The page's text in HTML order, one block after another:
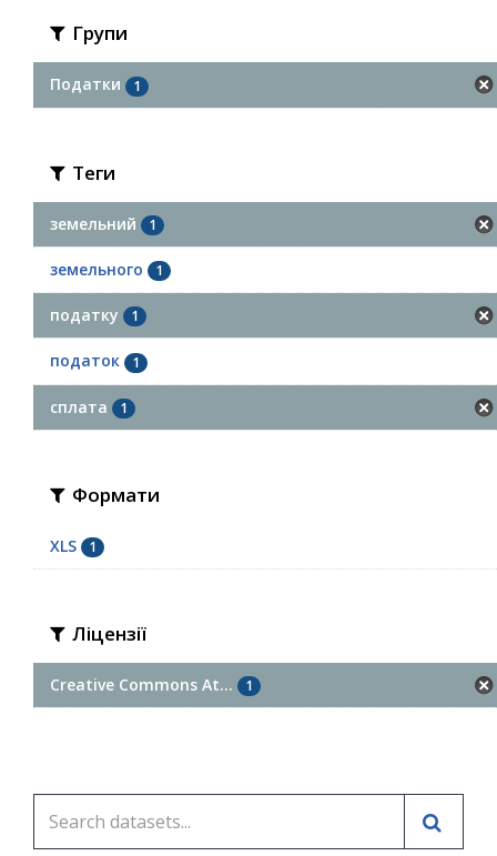
Групи
Податки 1
Теги
земельний 1
земельного 1
податку 1
податок 1
сплата 1
Формати
XLS 1
Ліцензії
Creative Commons At... 1